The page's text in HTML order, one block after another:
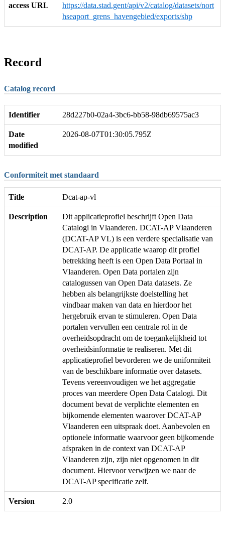
access URL
https://data.stad.gent/api/v2/catalog/datasets/nort
hseaport_grens_havengebied/exports/shp
Record
Catalog record
Identifier 28d227b0-02a4-3bc6-bb58-98db69575ac3
Date
modified
2026-08-07T01:30:05.795Z
Conformiteit met standaard
Title Dcat-ap-vl
Description
Dit applicatieprofiel beschrijft Open Data
Catalogi in Vlaanderen. DCAT-AP Vlaanderen
(DCAT-AP VL) is een verdere specialisatie van
DCAT-AP. De applicatie waarop dit profiel
betrekking heeft is een Open Data Portaal in
Vlaanderen. Open Data portalen zijn
catalogussen van Open Data datasets. Ze
hebben als belangrijkste doelstelling het
vindbaar maken van data en hierdoor het
hergebruik ervan te stimuleren. Open Data
portalen vervullen een centrale rol in de
overheidsopdracht om de toegankelijkheid tot
overheidsinformatie te realiseren. Met dit
applicatieprofiel bevorderen we de uniformiteit
van de beschikbare informatie over datasets.
Tevens vereenvoudigen we het aggregatie
proces van meerdere Open Data Catalogi. Dit
document bevat de verplichte elementen en
bijkomende elementen waarover DCAT-AP
Vlaanderen een uitspraak doet. Aanbevolen en
optionele informatie waarvoor geen bijkomende
afspraken in de context van DCAT-AP
Vlaanderen zijn, zijn niet opgenomen in dit
document. Hiervoor verwijzen we naar de
DCAT-AP specificatie zelf.
Version 2.0